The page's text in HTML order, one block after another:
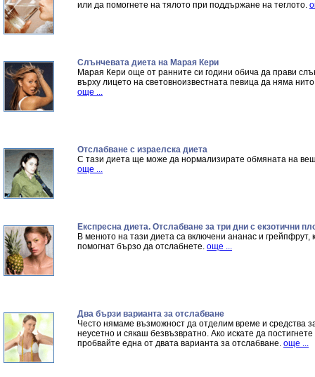
или да помогнете на тялото при поддържане на теглото.
Слънчевата диета на Марая Кери
Марая Кери още от ранните си години обича да прави
върху лицето на световноизвестната певица да няма
още ...
Отслабване с израелска диета
С тази диета ще може да нормализирате обмяната на
още ...
Експресна диета. Отслабване за три дни с екзотични
В менюто на тази диета са включени ананас и грейпфрут,
помогнат бързо да отслабнете. още ...
Два бързи варианта за отслабване
Често нямаме възможност да отделим време и средства
неусетно и сякаш безвъзвратно. Ако искате да
пробвайте една от двата варианта за отслабване. още ...